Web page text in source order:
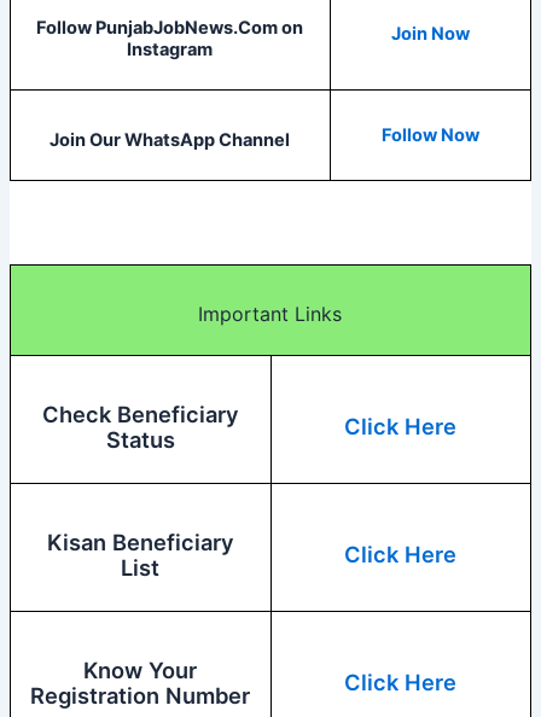
Follow PunjabJobNews.Com on
Instagram
Join Now
Join Our WhatsApp Channel Follow Now
Important Links
Check Beneficiary
Status
Click Here
Kisan Beneficiary
List
Click Here
Know Your
Registration Number
Click Here